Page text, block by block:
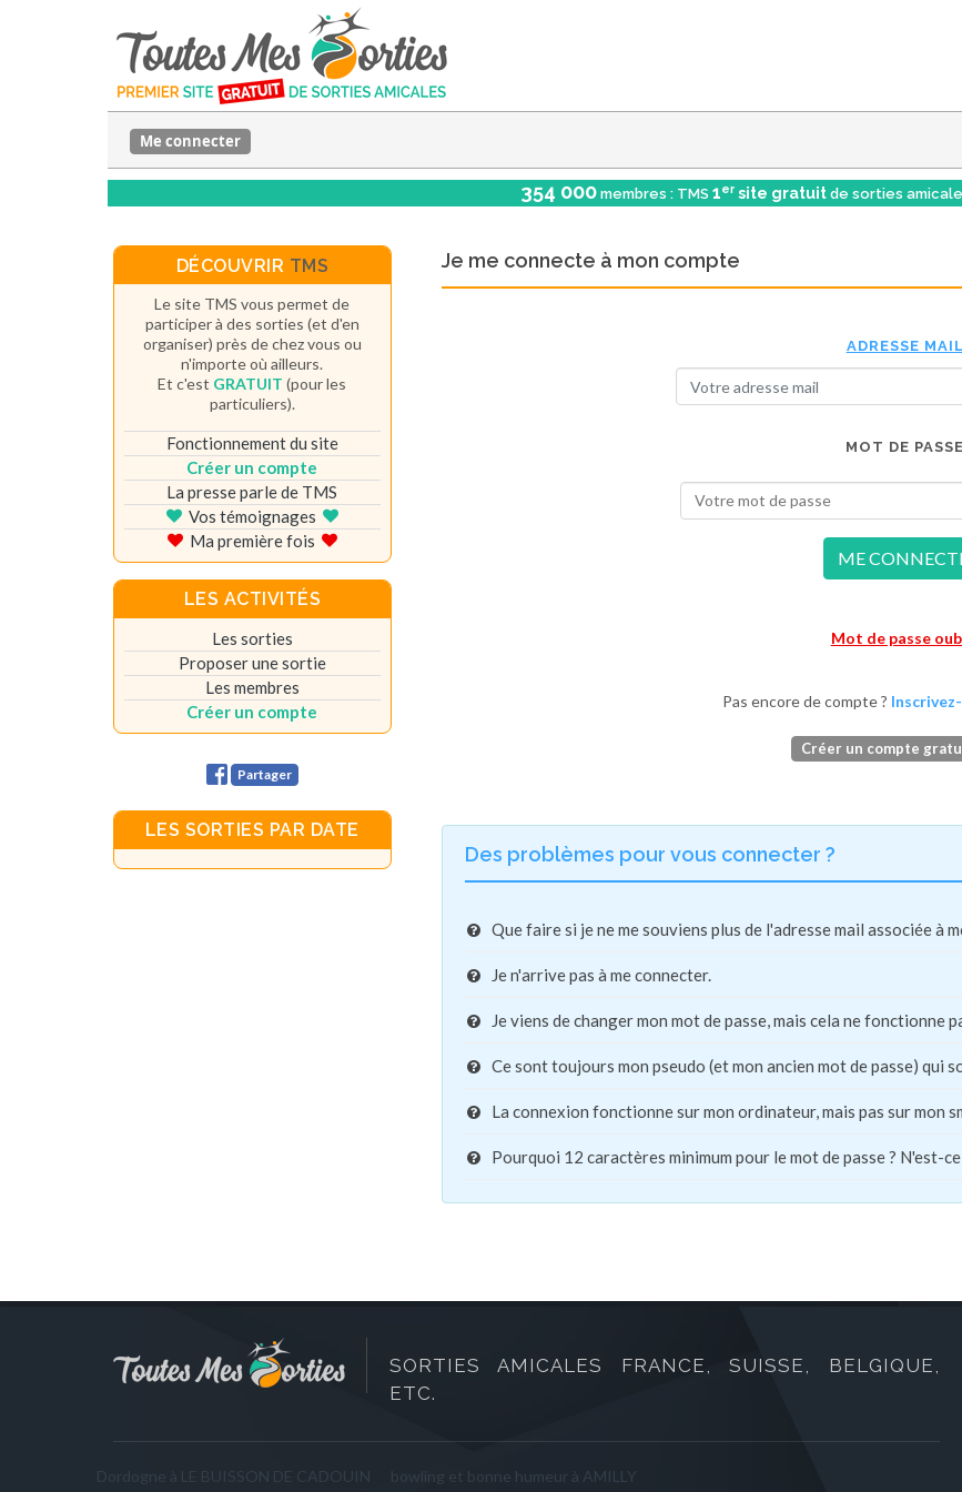
Me connecter
354 000 membres : TMS 1er site gratuit de sorties
Je me connecte à mon compte
ADRESSE MAIL
MOT DE PASSE
ME
Mot de passe
Pas encore de compte ?
Créer un compte
Des problèmes pour vous connecter ?
Que faire si je ne me souviens plus de l'adresse mail associée à
Je n'arrive pas à me connecter.
Je viens de changer mon mot de passe, mais cela ne fonctionne
Ce sont toujours mon pseudo (et mon ancien mot de passe) qui
La connexion fonctionne sur mon ordinateur, mais pas sur mon
Pourquoi 12 caractères minimum pour le mot de passe ? N'est-
DÉCOUVRIR TMS
Le site TMS vous permet de
participer à des sorties (et d'en
organiser) près de chez vous ou
n'importe où ailleurs.
Et c'est GRATUIT (pour les
particuliers).
Fonctionnement du site
Créer un compte
La presse parle de TMS
Vos témoignages
Ma première fois
LES ACTIVITÉS
Les sorties
Proposer une sortie
Les membres
Créer un compte
Partager
LES SORTIES PAR DATE
SORTIES AMICALES FRANCE, SUISSE, BELGIQUE,
ETC.
Dordogne à LE BUISSON DE CADOUIN
bowling et bonne humeur à AMILLY